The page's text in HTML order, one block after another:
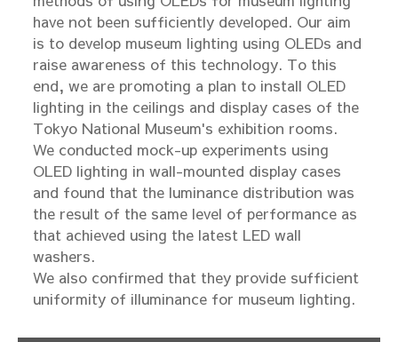
have not been sufficiently developed. Our aim
is to develop museum lighting using OLEDs and
raise awareness of this technology. To this
end, we are promoting a plan to install OLED
lighting in the ceilings and display cases of the
Tokyo National Museum's exhibition rooms.
We conducted mock-up experiments using
OLED lighting in wall-mounted display cases
and found that the luminance distribution was
the result of the same level of performance as
that achieved using the latest LED wall
washers.
We also confirmed that they provide sufficient
uniformity of illuminance for museum lighting.